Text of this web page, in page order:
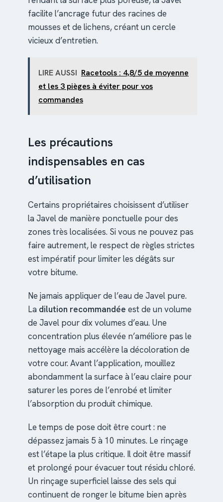
facilite l’ancrage futur des racines de
mousses et de lichens, créant un cercle
vicieux d’entretien.
LIRE AUSSI Racetools : 4,8/5 de moyenne
et les 3 pièges à éviter pour vos
commandes
Les précautions
indispensables en cas
d’utilisation
Certains propriétaires choisissent d’utiliser
la Javel de manière ponctuelle pour des
zones très localisées. Si vous ne pouvez pas
faire autrement, le respect de règles strictes
est impératif pour limiter les dégâts sur
votre bitume.
Ne jamais appliquer de l’eau de Javel pure.
La dilution recommandée est de un volume
de Javel pour dix volumes d’eau. Une
concentration plus élevée n’améliore pas le
nettoyage mais accélère la décoloration de
votre cour. Avant l’application, mouillez
abondamment la surface à l’eau claire pour
saturer les pores de l’enrobé et limiter
l’absorption du produit chimique.
Le temps de pose doit être court : ne
dépassez jamais 5 à 10 minutes. Le rinçage
est l’étape la plus critique. Il doit être massif
et prolongé pour évacuer tout résidu chloré.
Un rinçage superficiel laisse des sels qui
continuent de ronger le bitume bien après